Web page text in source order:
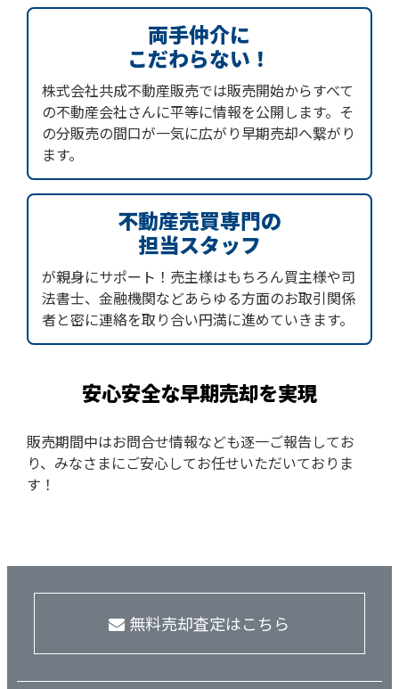
両手仲介に
こだわらない！
株式会社共成不動産販売では販売開始からすべて
の不動産会社さんに平等に情報を公開します。そ
の分販売の間口が一気に広がり早期売却へ繋がり
ます。
不動産売買専門の
担当スタッフ
が親身にサポート！売主様はもちろん買主様や司
法書士、金融機関などあらゆる方面のお取引関係
者と密に連絡を取り合い円満に進めていきます。
安心安全な早期売却を実現
販売期間中はお問合せ情報なども逐一ご報告してお
り、みなさまにご安心してお任せいただいておりま
す！
無料売却査定はこちら